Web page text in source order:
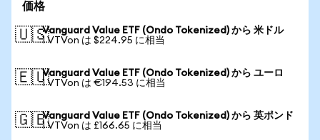
価格
🇺🇸Vanguard Value ETF (Ondo Tokenized) から 米ドル
1 VTVon は $224.95 に相当
🇪🇺Vanguard Value ETF (Ondo Tokenized) から ユーロ
1 VTVon は €194.53 に相当
🇬🇧Vanguard Value ETF (Ondo Tokenized) から 英ポンド
1 VTVon は £166.65 に相当